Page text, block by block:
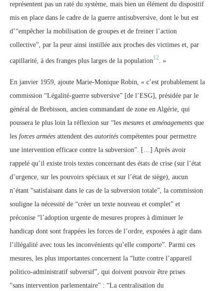
représentent pas un raté du système, mais bien un élément du dispositif
mis en place dans le cadre de la guerre antisubversive, dont le but est
d’“empêcher la mobilisation de groupes et de freiner l’action
collective”, par la peur ainsi instillée aux proches des victimes et, par
capillarité, à des franges plus larges de la population12 . »
En janvier 1959, ajoute Marie-Monique Robin, « c’est probablement la
commission “Légalité-guerre subversive” [de l’ESG], présidée par le
général de Brebisson, ancien commandant de zone en Algérie, qui
poussera le plus loin la réflexion sur “les mesures et aménagements que
les forces armées attendent des autorités compétentes pour permettre
une intervention efficace contre la subversion”. […] Après avoir
rappelé qu’il existe trois textes concernant des états de crise (sur l’état
d’urgence, sur les pouvoirs spéciaux et sur l’état de siège), aucun
n’étant “satisfaisant dans le cas de la subversion totale”, la commission
souligne la nécessité de “créer un texte nouveau et complet” et
préconise “l’adoption urgente de mesures propres à diminuer le
handicap dont sont frappées les forces de l’ordre, exposées à agir dans
l’illégalité avec tous les inconvénients qu’elle comporte”. Parmi ces
mesures, les plus importantes concernent la “lutte contre l’appareil
politico-administratif subversif”, qui doivent pouvoir être prises
“sans intervention parlementaire” : “La centralisation du